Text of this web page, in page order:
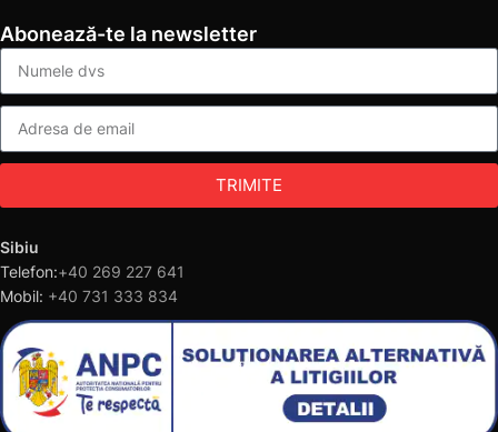
Abonează-te la newsletter
TRIMITE
Sibiu
Telefon:+40 269 227 641
Mobil: +40 731 333 834